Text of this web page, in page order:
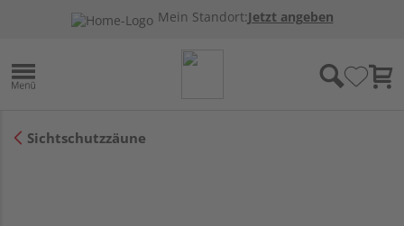
Mein Standort:Jetzt angeben
Sichtschutzzäune